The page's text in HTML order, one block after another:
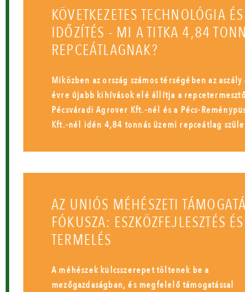
KÖVETKEZETES TECHNOLÓGIA
IDŐZÍTÉS - MI A TITKA 4,84
REPCEÁTLAGNAK?
Miközben az ország számos térségében az
évre újabb kihívások elé állítja a
Pécsváradi Agrover Kft.-nél és a Pécs-
Kft.-nél idén 4,84 tonnás üzemi repceátlag
AZ UNIÓS MÉHÉSZETI
FÓKUSZA: ESZKÖZFEJLESZTÉS ÉS
TERMELÉS
A méhészek kulcsszerepet töltenek be a
mezőgazdaságban, és megfelelő támogatással